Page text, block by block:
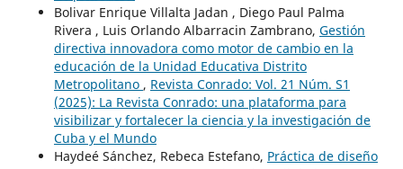
Bolivar Enrique Villalta Jadan , Diego Paul Palma
Rivera , Luis Orlando Albarracin Zambrano, Gestión
directiva innovadora como motor de cambio en la
educación de la Unidad Educativa Distrito
Metropolitano , Revista Conrado: Vol. 21 Núm. S1
(2025): La Revista Conrado: una plataforma para
visibilizar y fortalecer la ciencia y la investigación de
Cuba y el Mundo
Haydeé Sánchez, Rebeca Estefano, Práctica de diseño